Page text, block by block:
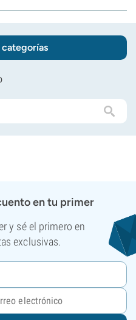
en tu primer
y sé el primero en
exclusivas.